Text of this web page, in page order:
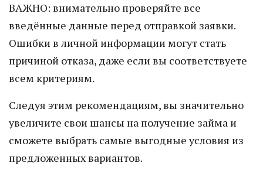
ВАЖНО: внимательно проверяйте все
введённые данные перед отправкой заявки.
Ошибки в личной информации могут стать
причиной отказа, даже если вы соответствуете
всем критериям.
Следуя этим рекомендациям, вы значительно
увеличите свои шансы на получение займа и
сможете выбрать самые выгодные условия из
предложенных вариантов.